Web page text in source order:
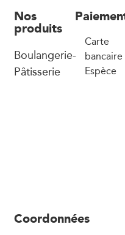
Nos
produits
Boulangerie-
Pâtisserie
Carte
bancaire
Espèce
Coordonnées